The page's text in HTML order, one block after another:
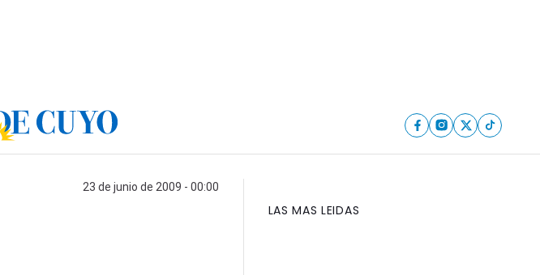
23 de junio de 2009 - 00:00
LAS MAS LEIDAS